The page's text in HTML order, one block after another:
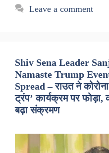
Leave a comment
Shiv Sena Leader
Namaste Trump
Spread – राउत ने
ट्रंप’ कार्यक्रम पर
बढ़ा संक्रमण